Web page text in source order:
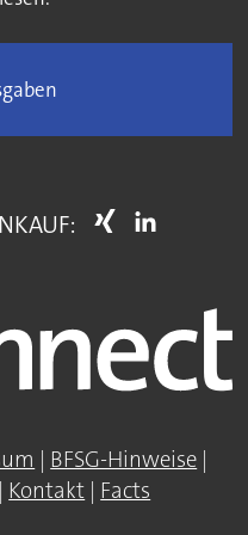
| BFSG-Hinweise |
| Kontakt | Facts